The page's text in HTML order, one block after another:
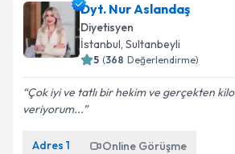
Dyt. Nur Aslandaş
Diyetisyen
İstanbul, Sultanbeyli
5 (368 Değerlendirme)
Çok iyi ve tatlı bir hekim ve gerçekten kilo
veriyorum...
Adres 1 Online Görüşme